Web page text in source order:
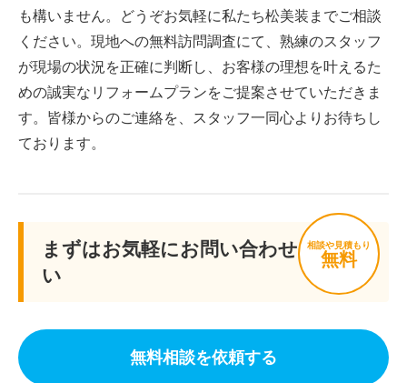
も構いません。どうぞお気軽に私たち松美装までご相談
ください。現地への無料訪問調査にて、熟練のスタッフ
が現場の状況を正確に判断し、お客様の理想を叶えるた
めの誠実なリフォームプランをご提案させていただきま
す。皆様からのご連絡を、スタッフ一同心よりお待ちし
ております。
まずはお気軽にお問い合わせくださ
い
相談や見積もり
無料
無料相談を依頼する